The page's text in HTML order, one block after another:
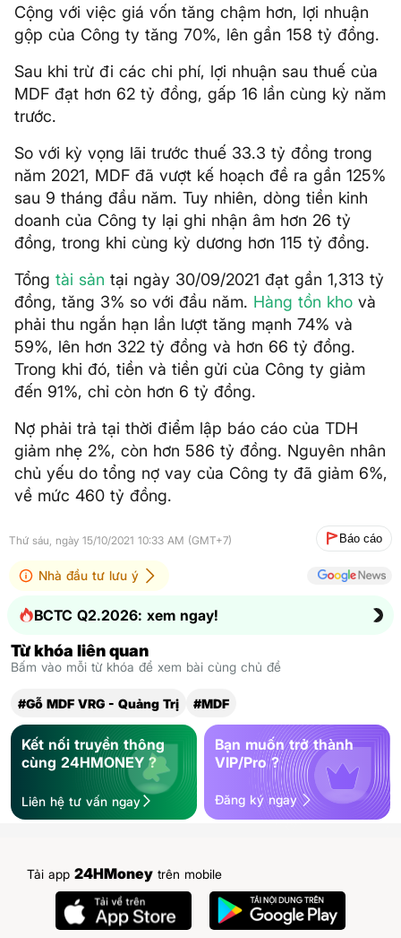
Cộng với việc giá vốn tăng chậm hơn, lợi nhuận
gộp của Công ty tăng 70%, lên gần 158 tỷ đồng.
Sau khi trừ đi các chi phí, lợi nhuận sau thuế của
MDF đạt hơn 62 tỷ đồng, gấp 16 lần cùng kỳ năm
trước.
So với kỳ vọng lãi trước thuế 33.3 tỷ đồng trong
năm 2021, MDF đã vượt kế hoạch đề ra gần 125%
sau 9 tháng đầu năm. Tuy nhiên, dòng tiền kinh
doanh của Công ty lại ghi nhận âm hơn 26 tỷ
đồng, trong khi cùng kỳ dương hơn 115 tỷ đồng.
Tổng tài sản tại ngày 30/09/2021 đạt gần 1,313 tỷ
đồng, tăng 3% so với đầu năm. Hàng tồn kho và
phải thu ngắn hạn lần lượt tăng mạnh 74% và
59%, lên hơn 322 tỷ đồng và hơn 66 tỷ đồng.
Trong khi đó, tiền và tiền gửi của Công ty giảm
đến 91%, chỉ còn hơn 6 tỷ đồng.
Nợ phải trả tại thời điểm lập báo cáo của TDH
giảm nhẹ 2%, còn hơn 586 tỷ đồng. Nguyên nhân
chủ yếu do tổng nợ vay của Công ty đã giảm 6%,
về mức 460 tỷ đồng.
Thứ sáu, ngày 15/10/2021 10:33 AM (GMT+7) Báo cáo
Nhà đầu tư lưu ý
BCTC Q2.2026: xem ngay!
Từ khóa liên quan
Bấm vào mỗi từ khóa để xem bài cùng chủ đề
#Gỗ MDF VRG - Quảng Trị #MDF
Kết nối truyền thông
cùng 24HMONEY ?
Liên hệ tư vấn ngay
Bạn muốn trở thành
VIP/Pro ?
Đăng ký ngay
Tải app 24HMoney trên mobile